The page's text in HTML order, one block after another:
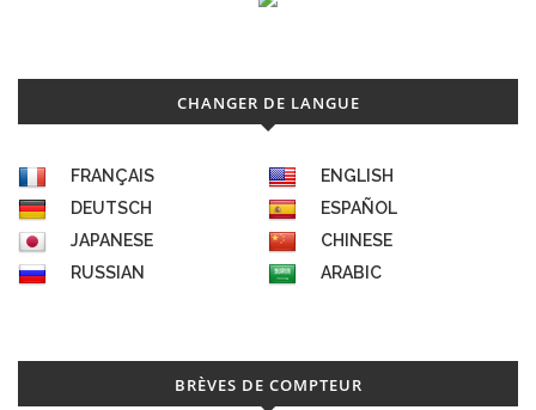
CHANGER DE LANGUE
FRANÇAIS
ENGLISH
DEUTSCH
ESPAÑOL
JAPANESE
CHINESE
RUSSIAN
ARABIC
BRÈVES DE COMPTEUR